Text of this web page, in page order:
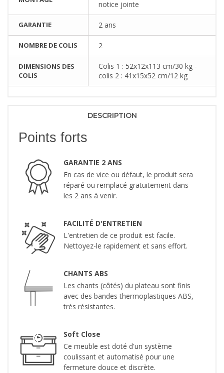
notice jointe
GARANTIE 2 ans
NOMBRE DE COLIS 2
DIMENSIONS DES
COLIS
Colis 1 : 52x12x113 cm/30 kg -
colis 2 : 41x15x52 cm/12 kg
DESCRIPTION
Points forts
GARANTIE 2 ANS
En cas de vice ou défaut, le produit sera
réparé ou remplacé gratuitement dans
les 2 ans à venir.
FACILITÉ D'ENTRETIEN
L'entretien de ce produit est facile.
Nettoyez-le rapidement et sans effort.
CHANTS ABS
Les chants (côtés) du plateau sont finis
avec des bandes thermoplastiques ABS,
très résistantes.
Soft Close
Ce meuble est doté d'un système
coulissant et automatisé pour une
fermeture douce et discrète.